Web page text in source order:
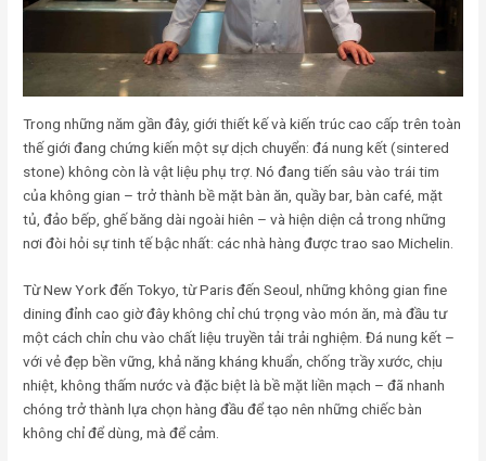
Trong những năm gần đây, giới thiết kế và kiến trúc cao cấp trên toàn
thế giới đang chứng kiến một sự dịch chuyển: đá nung kết (sintered
stone) không còn là vật liệu phụ trợ. Nó đang tiến sâu vào trái tim
của không gian – trở thành bề mặt bàn ăn, quầy bar, bàn café, mặt
tủ, đảo bếp, ghế băng dài ngoài hiên – và hiện diện cả trong những
nơi đòi hỏi sự tinh tế bậc nhất: các nhà hàng được trao sao Michelin.
Từ New York đến Tokyo, từ Paris đến Seoul, những không gian fine
dining đỉnh cao giờ đây không chỉ chú trọng vào món ăn, mà đầu tư
một cách chỉn chu vào chất liệu truyền tải trải nghiệm. Đá nung kết –
với vẻ đẹp bền vững, khả năng kháng khuẩn, chống trầy xước, chịu
nhiệt, không thấm nước và đặc biệt là bề mặt liền mạch – đã nhanh
chóng trở thành lựa chọn hàng đầu để tạo nên những chiếc bàn
không chỉ để dùng, mà để cảm.